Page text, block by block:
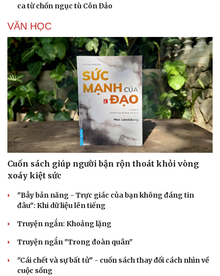
Cải chính
ca từ chốn ngục tù Côn Đảo
VĂN HỌC
Cuốn sách giúp người bận rộn thoát khỏi vòng
xoáy kiệt sức
"Bẫy bản năng - Trực giác của bạn không đáng tin
đâu": Khi dữ liệu lên tiếng
Truyện ngắn: Khoảng lặng
Truyện ngắn "Trong đoàn quân"
"Cái chết và sự bất tử" - cuốn sách thay đổi cách nhìn về
cuộc sống